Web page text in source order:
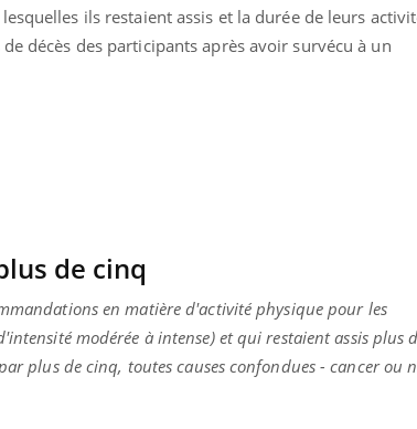
ils restaient assis et la durée de leurs
décès des participants après avoir survécu à un
de cinq
en matière d'activité physique pour les
modérée à intense) et qui restaient assis plus
plus de cinq, toutes causes confondues - cancer ou